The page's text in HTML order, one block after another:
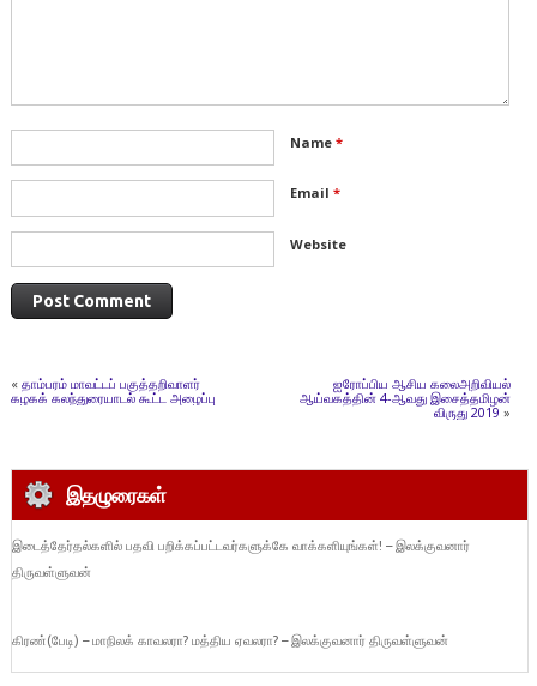
Name *
Email *
Website
« தாம்பரம் மாவட்டப் பகுத்தறிவாளர்
கழகக் கலந்துரையாடல் கூட்ட அழைப்பு
ஐரோப்பிய ஆசிய கலைஅறிவியல்
ஆய்வகத்தின் 4-ஆவது இசைத்தமிழன்
விருது 2019 »
இதழுரைகள்
இடைத்தேர்தல்களில் பதவி பறிக்கப்பட்டவர்களுக்கே வாக்களியுங்கள்! – இலக்குவனார்
திருவள்ளுவன்
கிரண்(பேடி) – மாநிலக் காவலரா? மத்திய ஏவலரா? – இலக்குவனார் திருவள்ளுவன்